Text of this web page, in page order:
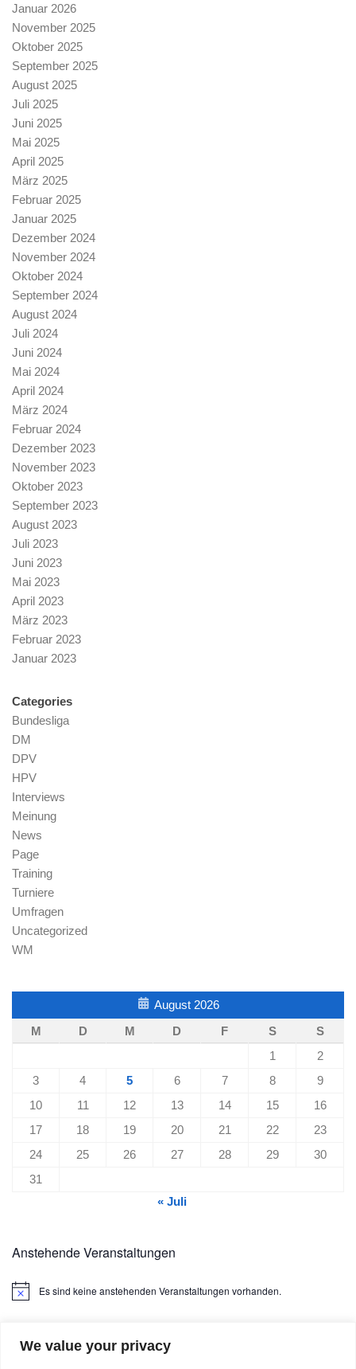
We value your privacy
Januar 2026
November 2025
Oktober 2025
September 2025
August 2025
Juli 2025
Juni 2025
Mai 2025
April 2025
März 2025
Februar 2025
Januar 2025
Dezember 2024
November 2024
Oktober 2024
September 2024
August 2024
Juli 2024
Juni 2024
Mai 2024
April 2024
März 2024
Februar 2024
Dezember 2023
November 2023
Oktober 2023
September 2023
August 2023
Juli 2023
Juni 2023
Mai 2023
April 2023
März 2023
Februar 2023
Januar 2023
Categories
Bundesliga
DM
DPV
HPV
Interviews
Meinung
News
Page
Training
Turniere
Umfragen
Uncategorized
WM
August 2026
M
D M D F S
S
1
2
3
4 5 6 7 8
9
10
11 12 13 14 15
16
17
18 19 20 21 22
23
24
25 26 27 28 29
30
31
« Juli
Anstehende Veranstaltungen
HinweisEs sind keine anstehenden Veranstaltungen vorhanden.